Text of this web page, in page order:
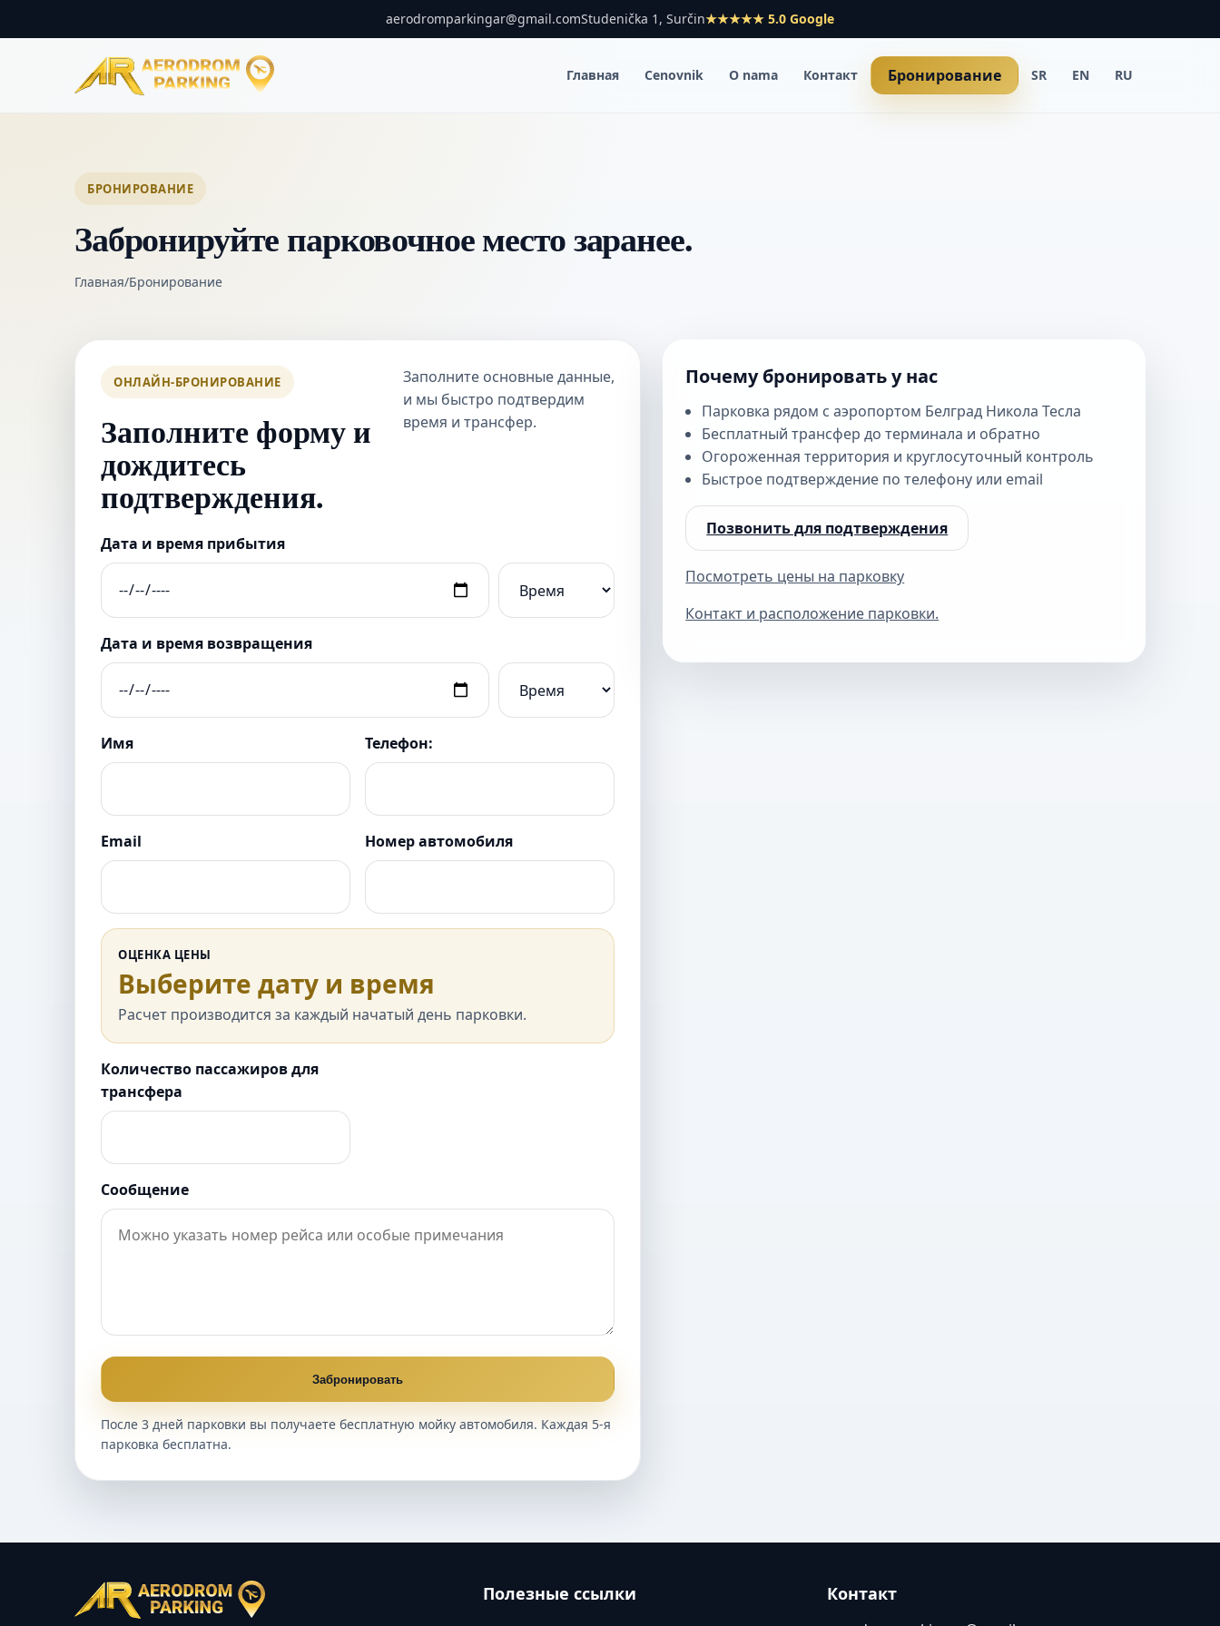
aerodromparkingar@gmail.comStudenička 1, Surčin★★★★★ 5.0 Google
Главная Cenovnik O nama Контакт Бронирование SR EN RU
БРОНИРОВАНИЕ
Забронируйте парковочное место заранее.
Главная/Бронирование
ОНЛАЙН-БРОНИРОВАНИЕ
Заполните форму и
дождитесь
подтверждения.
Заполните основные данные,
и мы быстро подтвердим
время и трансфер.
Дата и время прибытия
Дата и время возвращения
Имя Телефон:
Email Номер автомобиля
ОЦЕНКА ЦЕНЫ
Выберите дату и время
Расчет производится за каждый начатый день парковки.
Количество пассажиров для
трансфера
Сообщение
Забронировать
После 3 дней парковки вы получаете бесплатную мойку автомобиля. Каждая 5-я
парковка бесплатна.
Почему бронировать у нас
Парковка рядом с аэропортом Белград Никола Тесла
Бесплатный трансфер до терминала и обратно
Огороженная территория и круглосуточный контроль
Быстрое подтверждение по телефону или email
Позвонить для подтверждения
Посмотреть цены на парковку
Контакт и расположение парковки.
Полезные ссылки Контакт